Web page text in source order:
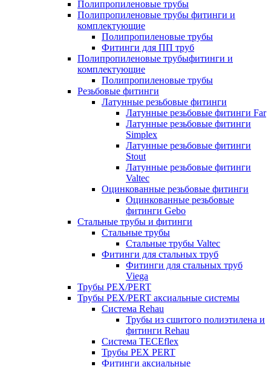
Полипропиленовые трубы
Полипропиленовые трубы фитинги и
комплектующие
Полипропиленовые трубы
Фитинги для ПП труб
Полипропиленовые трубыфитинги и
комплектующие
Полипропиленовые трубы
Резьбовые фитинги
Латунные резьбовые фитинги
Латунные резьбовые фитинги Far
Латунные резьбовые фитинги
Simplex
Латунные резьбовые фитинги
Stout
Латунные резьбовые фитинги
Valtec
Оцинкованные резьбовые фитинги
Оцинкованные резьбовые
фитинги Gebo
Стальные трубы и фитинги
Стальные трубы
Стальные трубы Valtec
Фитинги для стальных труб
Фитинги для стальных труб
Viega
Трубы PEX/PERT
Трубы PEX/PERT аксиальные системы
Система Rehau
Трубы из сшитого полиэтилена и
фитинги Rehau
Система TECEflex
Трубы PEX PERT
Фитинги аксиальные